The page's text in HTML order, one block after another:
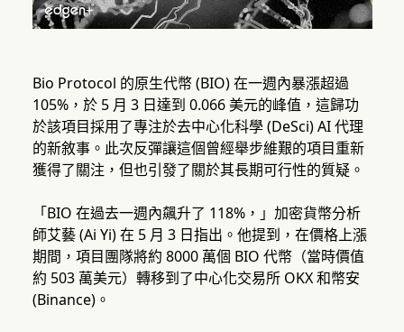
Bio Protocol 的原生代幣 (BIO) 在一週內暴漲超過
105%，於 5 月 3 日達到 0.066 美元的峰值，這歸功
於該項目採用了專注於去中心化科學 (DeSci) AI 代理
的新敘事。此次反彈讓這個曾經舉步維艱的項目重新
獲得了關注，但也引發了關於其長期可行性的質疑。
「BIO 在過去一週內飆升了 118%，」加密貨幣分析
師艾藝 (Ai Yi) 在 5 月 3 日指出。他提到，在價格上漲
期間，項目團隊將約 8000 萬個 BIO 代幣（當時價值
約 503 萬美元）轉移到了中心化交易所 OKX 和幣安
(Binance)。